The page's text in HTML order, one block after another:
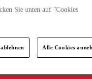
Sie unten auf "Cookies
Alle Cookies